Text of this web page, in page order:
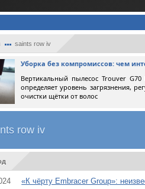
saints row iv
Уборка без компромиссов: чем
Вертикальный пылесос Trouver
определяет уровень загрязнения,
очистки щётки от волос
row iv
«К чёрту Embracer Group»: